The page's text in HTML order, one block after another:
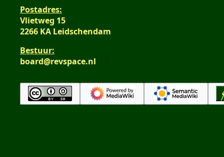
Postadres:
Vlietweg 15
2266 KA Leidschendam
Bestuur:
board@revspace.nl